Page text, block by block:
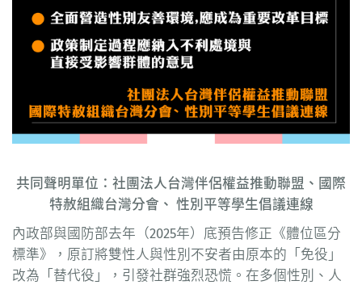
共同聲明單位：社團法人台灣伴侶權益推動聯盟、國際
特赦組織台灣分會、 性別平等學生倡議連線
內政部與國防部去年（2025年）底預告修正《體位區分
標準》，原訂將雙性人與性別不安者由原本的「免役」
改為「替代役」，引發社群強烈恐慌。在多個性別、人